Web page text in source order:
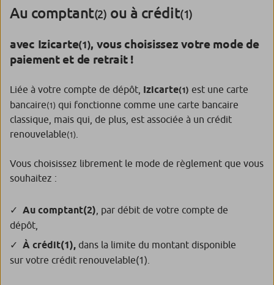
Au comptant(2) ou à crédit(1)
avec Izicarte(1), vous choisissez votre mode de
paiement et de retrait !
Liée à votre compte de dépôt, Izicarte(1) est une carte
bancaire(1) qui fonctionne comme une carte bancaire
classique, mais qui, de plus, est associée à un crédit
renouvelable(1)
Vous choisissez librement le mode de règlement que vous
souhaitez :
Au comptant(2) , par débit de votre compte de
dépôt,
À crédit(1), dans la limite du montant disponible
sur votre crédit renouvelable(1)